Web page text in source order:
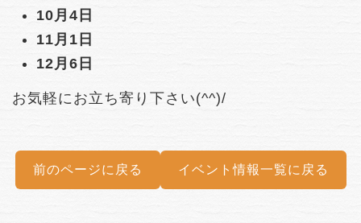
10月4日
11月1日
12月6日
お気軽にお立ち寄り下さい(^^)/
前のページに戻る イベント情報一覧に戻る